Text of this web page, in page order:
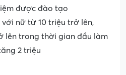
được đào tạo
nữ từ 10 triệu trở lên,
lên trong thời gian đầu làm
2 triệu